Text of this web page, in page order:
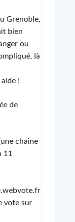
Grenoble,
bien
ou
là
!
de
chaîne
11
vote sur